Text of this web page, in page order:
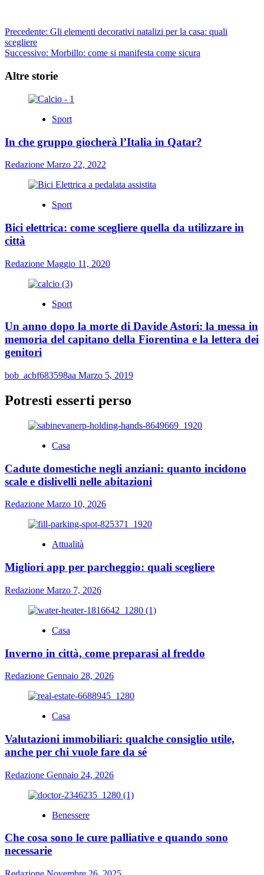
Navigazione
articolo
Precedente: Gli elementi decorativi natalizi per la casa: quali
scegliere
Successivo: Morbillo: come si manifesta come sicura
Altre storie
Sport
In che gruppo giocherà l’Italia in Qatar?
Redazione Marzo 22, 2022
Sport
Bici elettrica: come scegliere quella da utilizzare in
città
Redazione Maggio 11, 2020
Sport
Un anno dopo la morte di Davide Astori: la messa in
memoria del capitano della Fiorentina e la lettera dei
genitori
bob_acbf683598aa Marzo 5, 2019
Potresti esserti perso
Casa
Cadute domestiche negli anziani: quanto incidono
scale e dislivelli nelle abitazioni
Redazione Marzo 10, 2026
Attualità
Migliori app per parcheggio: quali scegliere
Redazione Marzo 7, 2026
Casa
Inverno in città, come preparasi al freddo
Redazione Gennaio 28, 2026
Casa
Valutazioni immobiliari: qualche consiglio utile,
anche per chi vuole fare da sé
Redazione Gennaio 24, 2026
Benessere
Che cosa sono le cure palliative e quando sono
necessarie